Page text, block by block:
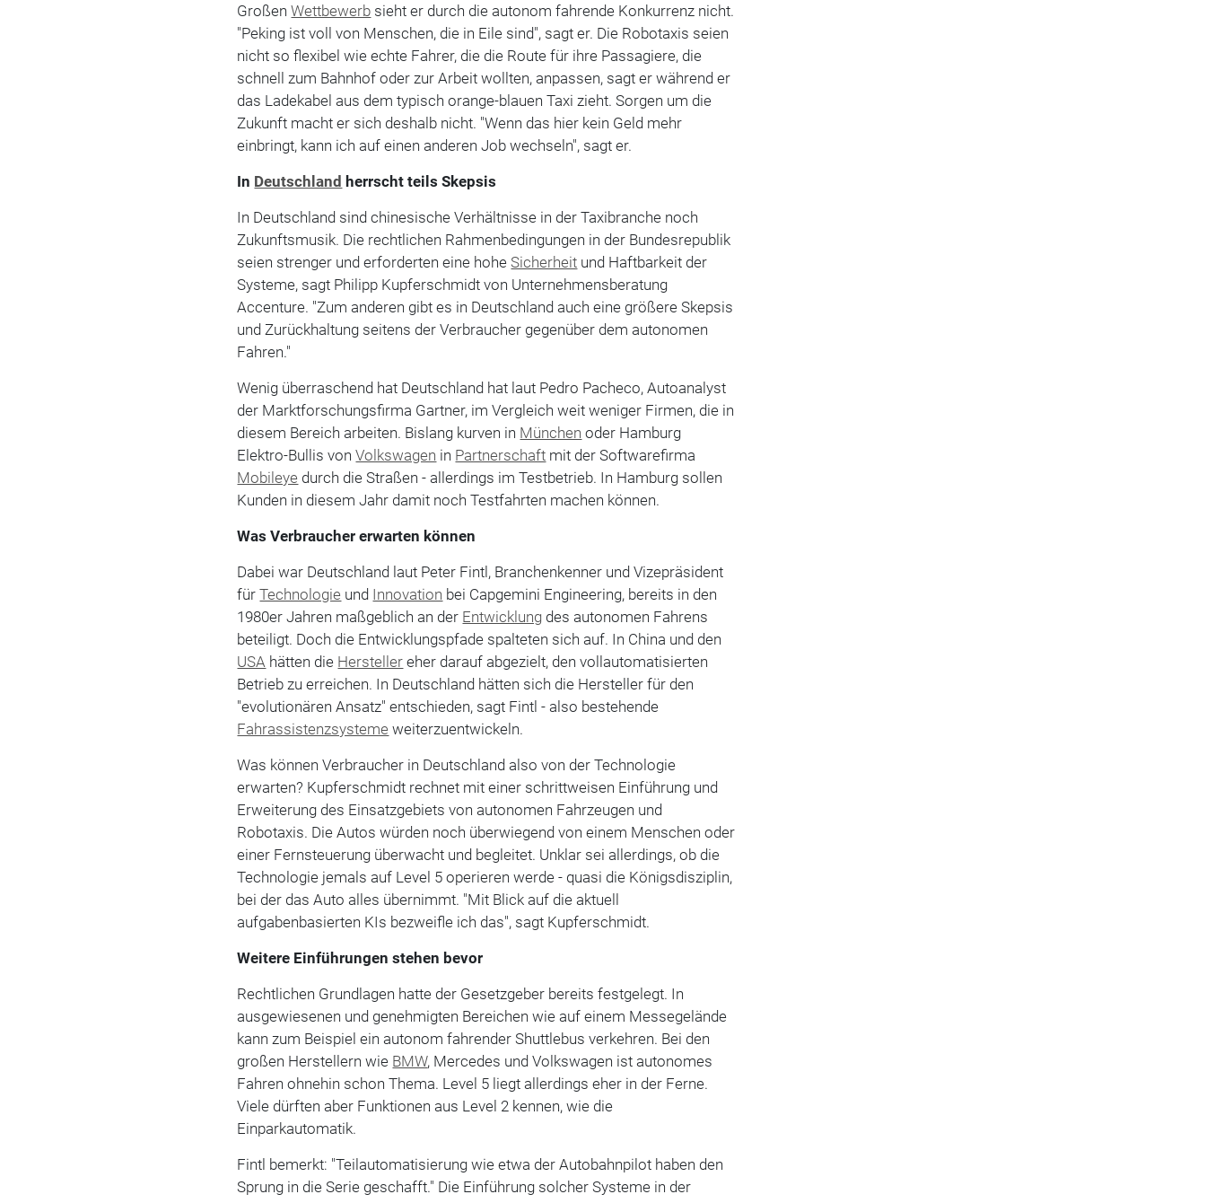
GroßenWettbewerb sieht er durch die autonom fahrende Konkurrenz nicht.
"Peking ist voll von Menschen, die in Eile sind", sagt er. Die Robotaxis seien
nicht so flexibel wie echte Fahrer, die die Route für ihre Passagiere, die
schnell zum Bahnhof oder zur Arbeit wollten, anpassen, sagt er während er
das Ladekabel aus dem typisch orange-blauen Taxi zieht. Sorgen um die
Zukunft macht er sich deshalb nicht. "Wenn das hier kein Geld mehr
einbringt, kann ich auf einen anderen Job wechseln", sagt er.
In Deutschland herrscht teils Skepsis
In Deutschland sind chinesische Verhältnisse in der Taxibranche noch
Zukunftsmusik. Die rechtlichen Rahmenbedingungen in der Bundesrepublik
seien strenger und erforderten eine hohe Sicherheit und Haftbarkeit der
Systeme, sagt Philipp Kupferschmidt von Unternehmensberatung
Accenture. "Zum anderen gibt es in Deutschland auch eine größere Skepsis
und Zurückhaltung seitens der Verbraucher gegenüber dem autonomen
Fahren."
Wenig überraschend hat Deutschland hat laut Pedro Pacheco, Autoanalyst
der Marktforschungsfirma Gartner, im Vergleich weit weniger Firmen, die in
diesem Bereich arbeiten. Bislang kurven in München oder Hamburg
Elektro-Bullis vonVolkswagen in Partnerschaft mit der Softwarefirma
Mobileye durch die Straßen - allerdings im Testbetrieb. In Hamburg sollen
Kunden in diesem Jahr damit noch Testfahrten machen können.
Was Verbraucher erwarten können
Dabei war Deutschland laut Peter Fintl, Branchenkenner und Vizepräsident
fürTechnologie und Innovation bei Capgemini Engineering, bereits in den
1980er Jahren maßgeblich an der Entwicklung des autonomen Fahrens
beteiligt. Doch die Entwicklungspfade spalteten sich auf. In China und den
USA hätten die Hersteller eher darauf abgezielt, den vollautomatisierten
Betrieb zu erreichen. In Deutschland hätten sich die Hersteller für den
"evolutionären Ansatz" entschieden, sagt Fintl - also bestehende
Fahrassistenzsysteme weiterzuentwickeln.
Was können Verbraucher in Deutschland also von der Technologie
erwarten? Kupferschmidt rechnet mit einer schrittweisen Einführung und
Erweiterung des Einsatzgebiets von autonomen Fahrzeugen und
Robotaxis. Die Autos würden noch überwiegend von einem Menschen oder
einer Fernsteuerung überwacht und begleitet. Unklar sei allerdings, ob die
Technologie jemals auf Level 5 operieren werde - quasi die Königsdisziplin,
bei der das Auto alles übernimmt. "Mit Blick auf die aktuell
aufgabenbasierten KIs bezweifle ich das", sagt Kupferschmidt.
Weitere Einführungen stehen bevor
Rechtlichen Grundlagen hatte der Gesetzgeber bereits festgelegt. In
ausgewiesenen und genehmigten Bereichen wie auf einem Messegelände
kann zum Beispiel ein autonom fahrender Shuttlebus verkehren. Bei den
großen Herstellern wie BMW, Mercedes und Volkswagen ist autonomes
Fahren ohnehin schon Thema. Level 5 liegt allerdings eher in der Ferne.
Viele dürften aber Funktionen aus Level 2 kennen, wie die
Einparkautomatik.
Fintl bemerkt: "Teilautomatisierung wie etwa der Autobahnpilot haben den
Sprung in die Serie geschafft." Die Einführung solcher Systeme in der